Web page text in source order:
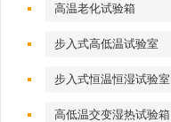
高温老化试验箱
步入式高低温试验室
步入式恒温恒湿试验室
高低温交变湿热试验箱